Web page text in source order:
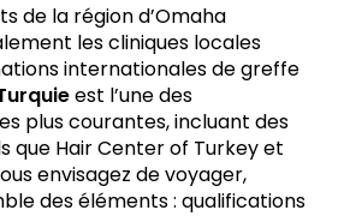
de la région d’Omaha
les cliniques locales
internationales de greffe
est l’une des
plus courantes, incluant des
que Hair Center of Turkey et
envisagez de voyager,
des éléments : qualifications